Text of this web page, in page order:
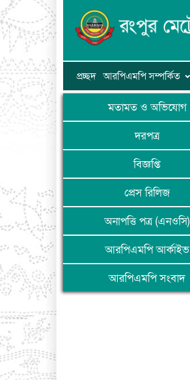
প্রচ্ছদ আরপিএমপি সম্পর্কিত
মতামত ও অভিযোগ
দরপত্র
বিজ্ঞপ্তি
প্রেস রিলিজ
অনাপত্তি পত্র (এনওসি)
আরপিএমপি আর্কাইভ
আরপিএমপি সংবাদ